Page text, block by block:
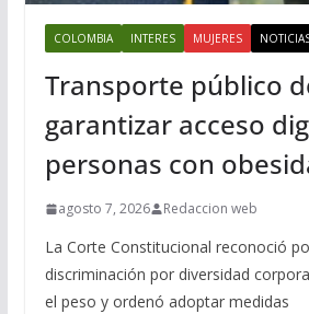
COLOMBIA INTERES MUJERES
Transporte público
garantizar acceso
personas con
agosto 7, 2026 Redaccion web
La Corte Constitucional reconoció
discriminación por diversidad
el peso y ordenó adoptar medidas